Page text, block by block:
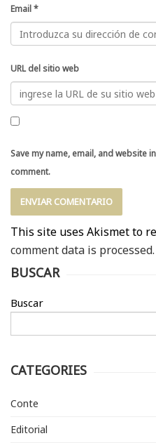
Email*
URL del sitio web
Save my name, email, and website
comment.
This site uses Akismet to
comment data is processed.
BUSCAR
Buscar
CATEGORIES
Conte
Editorial